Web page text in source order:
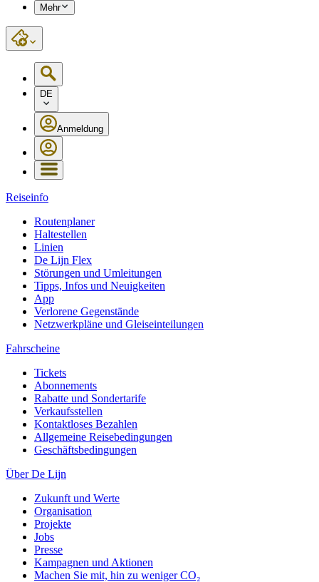
Mehr
DE
Anmeldung
Reiseinfo
Routenplaner
Haltestellen
Linien
De Lijn Flex
Störungen und Umleitungen
Tipps, Infos und Neuigkeiten
App
Verlorene Gegenstände
Netzwerkpläne und Gleiseinteilungen
Fahrscheine
Tickets
Abonnements
Rabatte und Sondertarife
Verkaufsstellen
Kontaktloses Bezahlen
Allgemeine Reisebedingungen
Geschäftsbedingungen
Über De Lijn
Zukunft und Werte
Organisation
Projekte
Jobs
Presse
Kampagnen und Aktionen
Machen Sie mit, hin zu weniger CO₂